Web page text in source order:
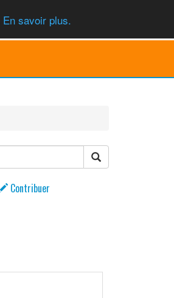
En savoir plus.
Contribuer